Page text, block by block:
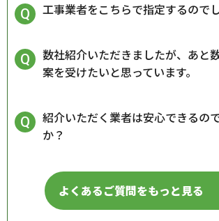
工事業者をこちらで指定するので
数社紹介いただきましたが、あと
案を受けたいと思っています。
紹介いただく業者は安心できるの
か？
よくあるご質問をもっと見る